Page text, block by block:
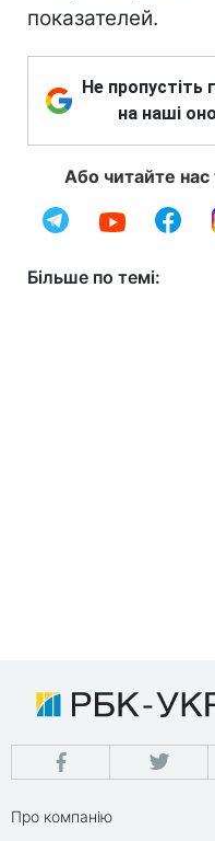
показателей.
Не пропустіть
на наші
Або читайте
Більше по темі:
Про компанію